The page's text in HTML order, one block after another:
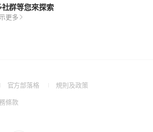
群等您來探索
更多
官方部落格
(Open規則及政策(Open
條款(Open